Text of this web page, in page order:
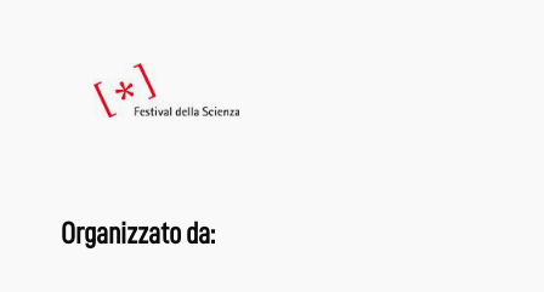
Organizzato da: